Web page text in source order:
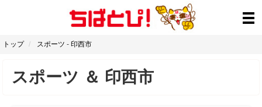
トップ スポーツ - 印西市
スポーツ ＆ 印西市